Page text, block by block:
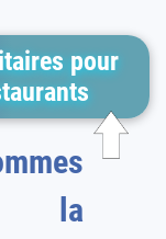
pour
la